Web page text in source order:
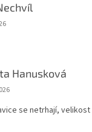
obchodu je 5 z 5
Hanusková
obchodu je 5 z 5
se netrhají,